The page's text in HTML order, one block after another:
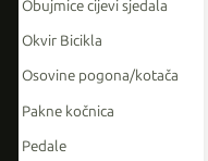
Obujmice cijevi sjedala
Okvir Bicikla
Osovine pogona/kotača
Pakne kočnica
Pedale